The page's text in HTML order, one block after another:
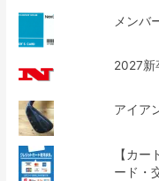
メンバ
2027新
アイア
【カ
ード・